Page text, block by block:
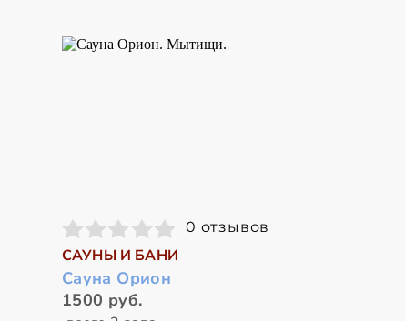
0 отзывов
САУНЫ И БАНИ
Сауна Орион
1500 руб.